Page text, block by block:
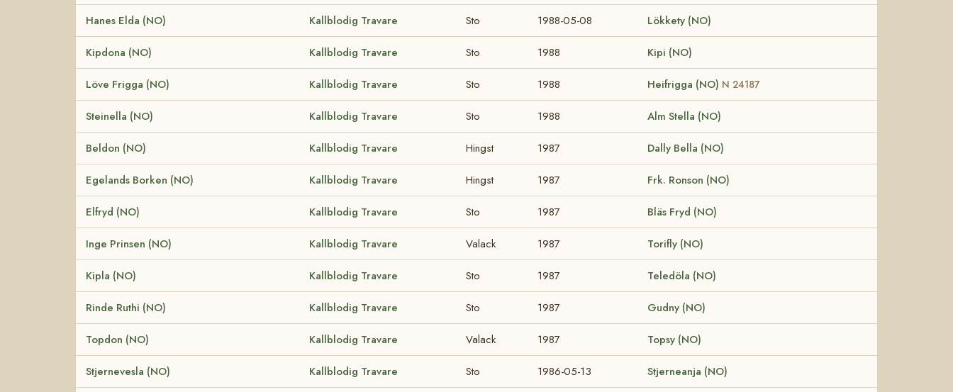
Hanes Elda (NO) Kallblodig Travare Sto 1988-05-08 Lökkety (NO)
Kipdona (NO) Kallblodig Travare Sto 1988 Kipi (NO)
Löve Frigga (NO) Kallblodig Travare Sto 1988 Heifrigga (NO) N 24187
Steinella (NO) Kallblodig Travare Sto 1988 Alm Stella (NO)
Beldon (NO) Kallblodig Travare Hingst 1987 Dally Bella (NO)
Egelands Borken (NO) Kallblodig Travare Hingst 1987 Frk. Ronson (NO)
Elfryd (NO) Kallblodig Travare Sto 1987 Bläs Fryd (NO)
Inge Prinsen (NO) Kallblodig Travare Valack 1987 Torifly (NO)
Kipla (NO) Kallblodig Travare Sto 1987 Teledöla (NO)
Rinde Ruthi (NO) Kallblodig Travare Sto 1987 Gudny (NO)
Topdon (NO) Kallblodig Travare Valack 1987 Topsy (NO)
Stjernevesla (NO) Kallblodig Travare Sto 1986-05-13 Stjerneanja (NO)